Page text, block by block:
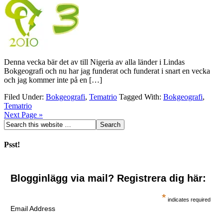
Denna vecka bär det av till Nigeria av alla länder i Lindas
Bokgeografi och nu har jag funderat och funderat i snart en vecka
och jag kommer inte på en […]
Filed Under: Bokgeografi, Tematrio Tagged With: Bokgeografi,
Tematrio
Next Page »
Psst!
Blogginlägg via mail? Registrera dig här:
* indicates required
Email Address